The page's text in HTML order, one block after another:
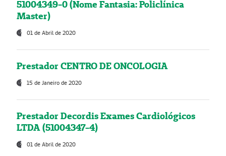
51004349-0 (Nome Fantasia: Policlínica
Master)
01 de Abril de 2020
Prestador CENTRO DE ONCOLOGIA
15 de Janeiro de 2020
Prestador Decordis Exames Cardiológicos
LTDA (51004347-4)
01 de Abril de 2020